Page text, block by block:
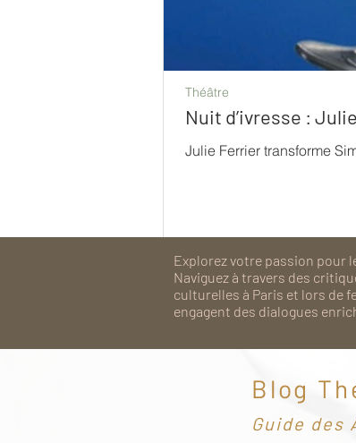
Nuit d’ivresse :
Julie Ferrier transforme
Théâtre
Explorez votre passion pour
Naviguez à travers des
culturelles à Paris et lors de
engagent des dialogues
Blog
Guide des